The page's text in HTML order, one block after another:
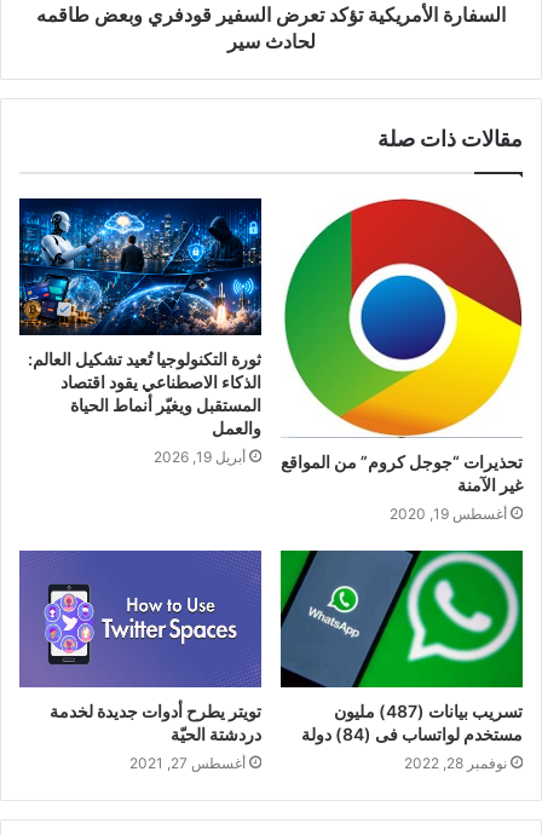
السفارة الأمريكية تؤكد تعرض السفير قودفري وبعض طاقمه
لحادث سير
مقالات ذات صلة
تحذيرات “جوجل كروم” من المواقع
غير الآمنة
أغسطس 19, 2020
ثورة التكنولوجيا تُعيد تشكيل العالم:
الذكاء الاصطناعي يقود اقتصاد
المستقبل ويغيّر أنماط الحياة
والعمل
أبريل 19, 2026
تسريب بيانات (487) مليون
مستخدم لواتساب فى (84) دولة
نوفمبر 28, 2022
تويتر يطرح أدوات جديدة لخدمة
دردشتة الحيّة
أغسطس 27, 2021